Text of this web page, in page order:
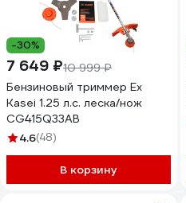
-30%
7 649 ₽10 999 ₽
Бензиновый триммер Ex
Kasei 1.25 л.с. леска/нож
CG415Q33AB
4.6(48)
В корзину